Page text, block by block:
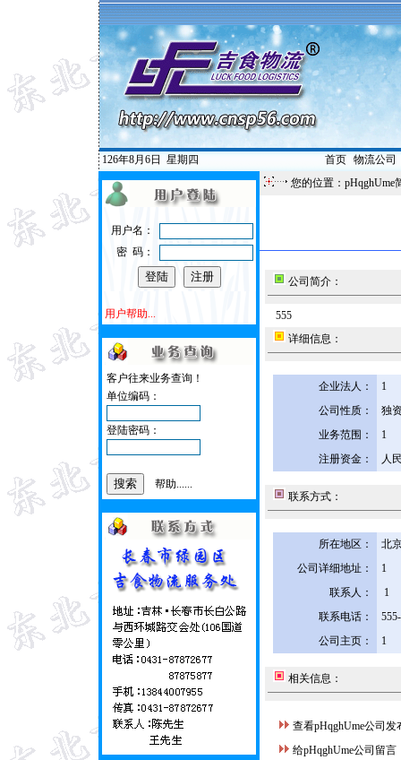
126年8月6日 星期四 首页| 物流公司
用户名：
密 码：
用户帮助...
客户往来业务查询！
单位编码：
登陆密码：
帮助......
您的位置：pHqghUme
公司简介：
555
详细信息：
企业法人：
1
公司性质：
独
业务范围：
1
注册资金：
人
联系方式：
所在地区：
北
公司详细地址：
1
联系人：
1
联系电话：
公司主页：
1
相关信息：
查看pHqghUme公司发
给pHqghUme公司留言